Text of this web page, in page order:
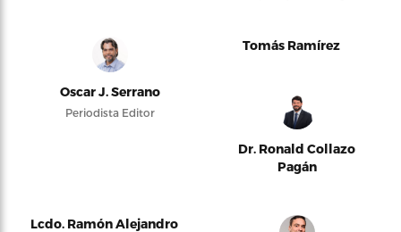
Oscar J. Serrano
Periodista Editor
Tomás Ramírez
Dr. Ronald Collazo
Pagán
Lcdo. Ramón Alejandro